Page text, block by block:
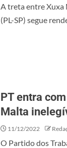
A treta entre Xuxa
(PL-SP) segue
PT entra
Malta
11/12/2022
O Partido dos